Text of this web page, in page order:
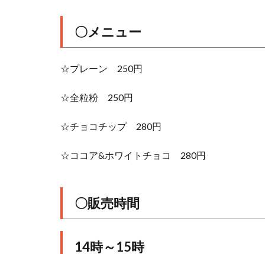
〇メニュー
☆プレーン 250円
☆全粒粉 250円
☆チョコチップ 280円
☆ココア&ホワイトチョコ 280円
〇販売時間
14時～15時